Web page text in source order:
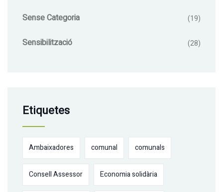
Sense Categoria (19)
Sensibilització (28)
Etiquetes
Ambaixadores comunal comunals
Consell Assessor Economia solidària